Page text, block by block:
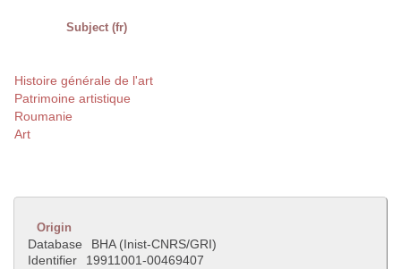
Subject (fr)
Histoire générale de l'art
Patrimoine artistique
Roumanie
Art
Origin
Database
BHA (Inist-CNRS/GRI)
Identifier
19911001-00469407